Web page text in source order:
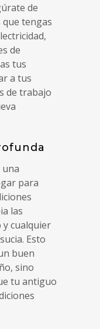
de
que tengas
de
tus
a tus
de trabajo
una
para
las
y cualquier
Esto
buen
sino
tu antiguo